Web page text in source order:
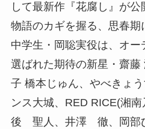
して最新作『花腐し』が
物語のカギを握る、思春
中学生・岡聡実役は、オー
選ばれた期待の新星・齋
子 橋本じゅん、やべきょ
ンス大城、RED RICE(湘南
後 聖人、井澤 徹、岡部